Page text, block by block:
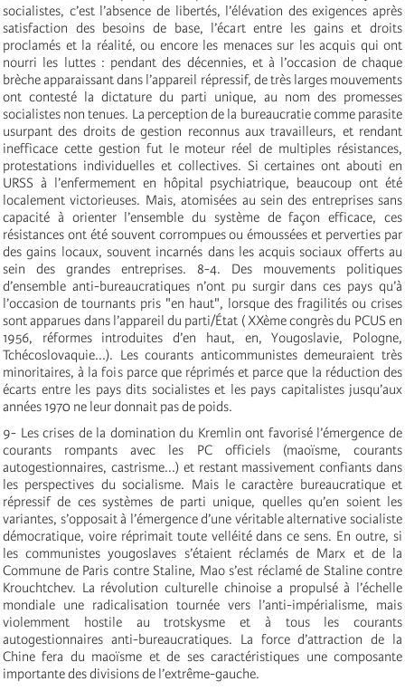
socialistes, c’est l’absence de libertés, l’élévation des exigences après
satisfaction des besoins de base, l’écart entre les gains et droits
proclamés et la réalité, ou encore les menaces sur les acquis qui ont
nourri les luttes : pendant des décennies, et à l’occasion de chaque
brèche apparaissant dans l’appareil répressif, de très larges mouvements
ont contesté la dictature du parti unique, au nom des promesses
socialistes non tenues. La perception de la bureaucratie comme parasite
usurpant des droits de gestion reconnus aux travailleurs, et rendant
inefficace cette gestion fut le moteur réel de multiples résistances,
protestations individuelles et collectives. Si certaines ont abouti en
URSS à l’enfermement en hôpital psychiatrique, beaucoup ont été
localement victorieuses. Mais, atomisées au sein des entreprises sans
capacité à orienter l’ensemble du système de façon efficace, ces
résistances ont été souvent corrompues ou émoussées et perverties par
des gains locaux, souvent incarnés dans les acquis sociaux offerts au
sein des grandes entreprises. 8-4. Des mouvements politiques
d’ensemble anti-bureaucratiques n’ont pu surgir dans ces pays qu’à
l’occasion de tournants pris "en haut", lorsque des fragilités ou crises
sont apparues dans l’appareil du parti/État ( XXème congrès du PCUS en
1956, réformes introduites d’en haut, en, Yougoslavie, Pologne,
Tchécoslovaquie...). Les courants anticommunistes demeuraient très
minoritaires, à la fois parce que réprimés et parce que la réduction des
écarts entre les pays dits socialistes et les pays capitalistes jusqu’aux
années 1970 ne leur donnait pas de poids.
9- Les crises de la domination du Kremlin ont favorisé l’émergence de
courants rompants avec les PC officiels (maoïsme, courants
autogestionnaires, castrisme...) et restant massivement confiants dans
les perspectives du socialisme. Mais le caractère bureaucratique et
répressif de ces systèmes de parti unique, quelles qu’en soient les
variantes, s’opposait à l’émergence d’une véritable alternative socialiste
démocratique, voire réprimait toute velléité dans ce sens. En outre, si
les communistes yougoslaves s’étaient réclamés de Marx et de la
Commune de Paris contre Staline, Mao s’est réclamé de Staline contre
Krouchtchev. La révolution culturelle chinoise a propulsé à l’échelle
mondiale une radicalisation tournée vers l’anti-impérialisme, mais
violemment hostile au trotskysme et à tous les courants
autogestionnaires anti-bureaucratiques. La force d’attraction de la
Chine fera du maoïsme et de ses caractéristiques une composante
importante des divisions de l’extrême-gauche.